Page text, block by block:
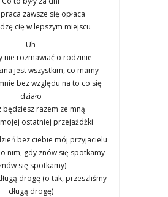
zawsze się opła­ca
cię w lep­szym miej­scu
Uh
nie roz­ma­wiać o rodzi­nie
jest wszyst­kim, co mamy
bez wzglę­du na to co się
dzia­ło
będziesz razem ze mną
ostat­niej prze­jażdż­ki
bez cie­bie mój przy­ja­cie­lu
nim, gdy znów się spo­tka­my
się spo­tka­my)
dro­gę (o tak, prze­szli­śmy
dłu­gą dro­gę)